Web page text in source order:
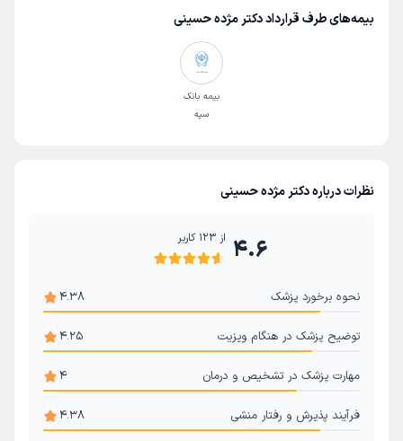
بارداری دوقلو و دوقلوزایی
عفونت ادراری در زنان
زخم دهانه رحم
خونریزی رحم
سرطان تخمدان
بیمه‌های طرف قرارداد دکتر مژده حسینی
بیمه بانک
سپه
نظرات درباره دکتر مژده حسینی
4.6 از123 کاربر
نحوه برخورد پزشک 4.38
توضیح پزشک در هنگام ویزیت 4.25
مهارت پزشک در تشخیص و درمان 4
فرآیند پذیرش و رفتار منشی 4.38